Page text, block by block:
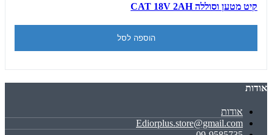
קיט מטען וסוללה CAT 18V 2AH
הוספה לסל
אודות
אודות
Ediorplus.store@gmail.com